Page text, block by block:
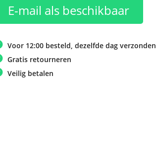
E-mail als beschikbaar
Voor 12:00 besteld, dezelfde dag verzonden
Gratis retourneren
Veilig betalen